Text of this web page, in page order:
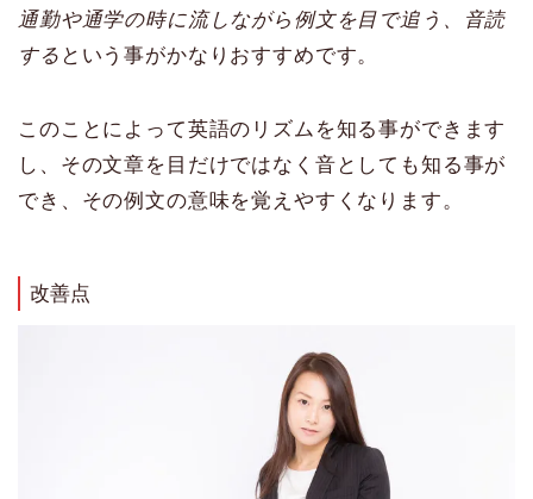
通勤や通学の時に流しながら例文を目で追う、音読
する という事がかなりおすすめです。
このことによって英語のリズムを知る事ができます
し、その文章を目だけではなく音としても知る事が
でき、その例文の意味を覚えやすくなります。
改善点